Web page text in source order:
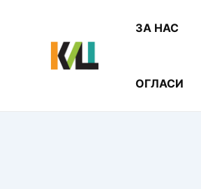
ЗА НАС
ОГЛАСИ